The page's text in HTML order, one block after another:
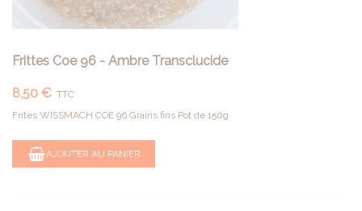
Frittes Coe 96 - Ambre Transclucide
8,50 € TTC
Frites WISSMACH COE 96 Grains fins Pot de 150g
AJOUTER AU PANIER